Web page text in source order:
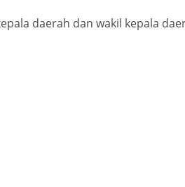
daerah dan wakil kepala